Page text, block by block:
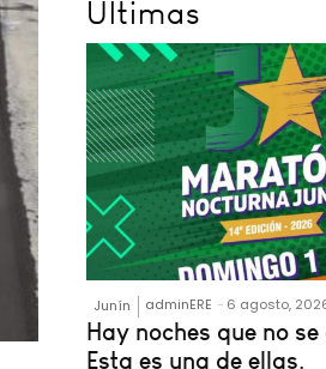
Últimas
Junín adminERE - 6 agosto,
Hay noches que no
Esta es una de ellas.